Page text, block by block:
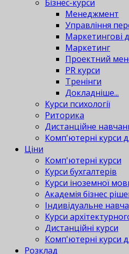
Бізнес-курси
Менеджмент
Управління
Маркетингові
Маркетинг
Проектний
PR курси
Тренінги
Докладніше...
Курси психології
Риторика
Дистанційне
Комп'ютерні курси
Ціни
Комп'ютерні курси
Курси бухгалтерів
Курси іноземної
Академія бізнес
Індивідуальне
Курси
Дистанційні курси
Комп'ютерні курси
Розклад